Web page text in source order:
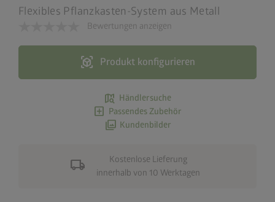
Flexibles Pflanzkasten-System aus Metall
Bewertungen anzeigen
view_in_ar Produkt konfigurieren
map_search Händlersuche
add_box Passendes Zubehör
photo_library Kundenbilder
local_shipping
Kostenlose Lieferung
innerhalb von 10 Werktagen